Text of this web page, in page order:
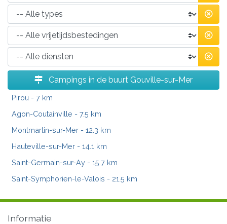
Campings in de buurt Gouville-sur-Mer
Pirou - 7 km
Agon-Coutainville - 7.5 km
Montmartin-sur-Mer - 12.3 km
Hauteville-sur-Mer - 14.1 km
Saint-Germain-sur-Ay - 15.7 km
Saint-Symphorien-le-Valois - 21.5 km
Informatie